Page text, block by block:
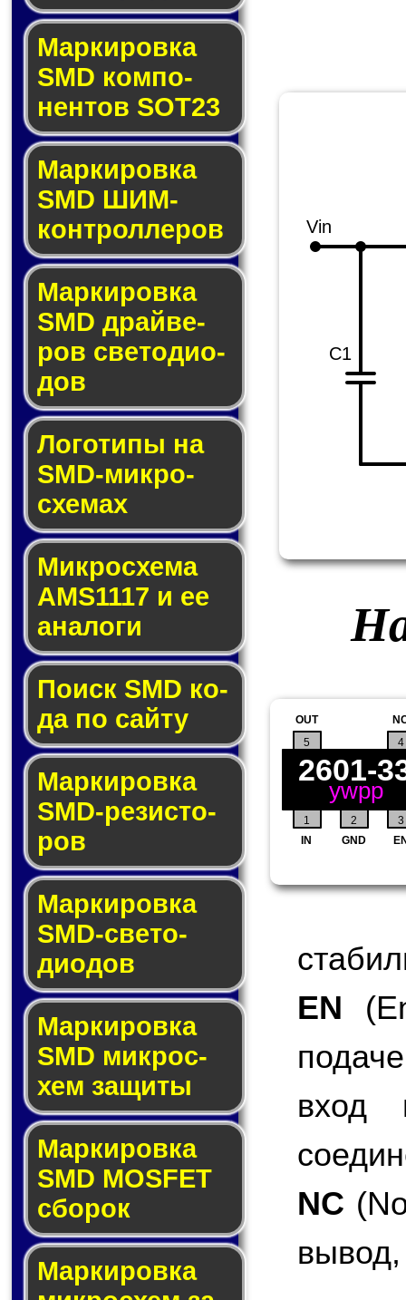
Маркировка
SMD ком­по­
нен­тов SOT23
Маркировка
SMD ШИМ-
кон­трол­ле­ров
Маркировка
SMD драй­ве­
ров све­то­ди­о­
дов
Логотипы на
SMD-мик­ро­
схе­мах
Микросхема
AMS1117 и ее
ана­ло­ги
Поиск SMD ко­
да по сай­ту
Маркировка
SMD-ре­зис­то­
ров
Маркировка
SMD-све­то­
дио­дов
Мар­ки­ров­ка
SMD мик­рос­
хем защиты
Мар­ки­ров­ка
SMD MOSFET
сбо­рок
Мар­ки­ров­ка
Vin
C1
1 2 3
4
IN GND
5
OUT
2601-
ywpp
EN
вход
NC
вывод,